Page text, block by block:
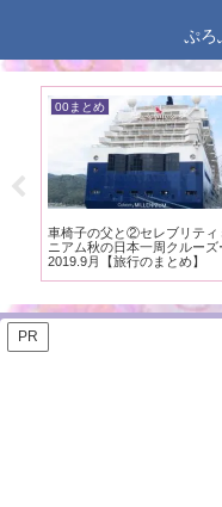
ぷろ
00まとめ
車椅子の父と②セレブリティ
ニアム秋の日本一周クルーズ
2019.9月【旅行のまとめ】
PR